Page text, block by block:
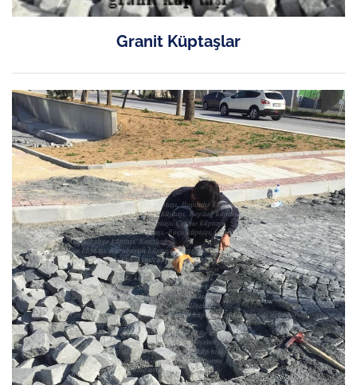
Granit Küptaşlar